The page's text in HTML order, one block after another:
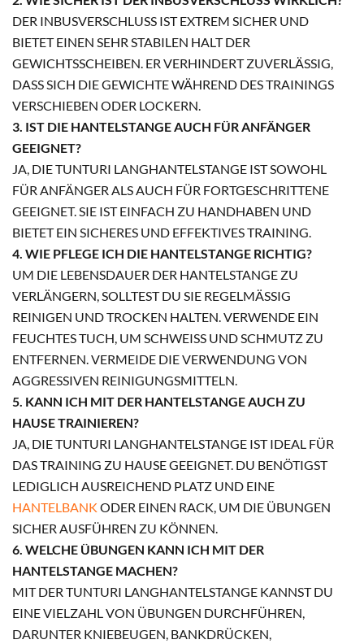
DER INBUSVERSCHLUSS IST EXTREM SICHER UND
BIETET EINEN SEHR STABILEN HALT DER
GEWICHTSSCHEIBEN. ER VERHINDERT ZUVERLÄSSIG,
DASS SICH DIE GEWICHTE WÄHREND DES TRAININGS
VERSCHIEBEN ODER LOCKERN.
3. IST DIE HANTELSTANGE AUCH FÜR ANFÄNGER
GEEIGNET?
JA, DIE TUNTURI LANGHANTELSTANGE IST SOWOHL
FÜR ANFÄNGER ALS AUCH FÜR FORTGESCHRITTENE
GEEIGNET. SIE IST EINFACH ZU HANDHABEN UND
BIETET EIN SICHERES UND EFFEKTIVES TRAINING.
4. WIE PFLEGE ICH DIE HANTELSTANGE RICHTIG?
UM DIE LEBENSDAUER DER HANTELSTANGE ZU
VERLÄNGERN, SOLLTEST DU SIE REGELMÄSSIG R
EINIGEN UND TROCKEN HALTEN. VERWENDE EIN F
EUCHTES TUCH, UM SCHWEISS UND SCHMUTZ ZU EN
TFERNEN. VERMEIDE DIE VERWENDUNG VON AG
GRESSIVEN REINIGUNGSMITTELN.
5. KANN ICH MIT DER HANTELSTANGE AUCH ZU
HAUSE TRAINIEREN?
JA, DIE TUNTURI LANGHANTELSTANGE IST IDEAL FÜR
DAS TRAINING ZU HAUSE GEEIGNET. DU BENÖTIGST
LEDIGLICH AUSREICHEND PLATZ UND EINE
HANTELBANK ODER EINEN RACK, UM DIE ÜBUNGEN
SICHER AUSFÜHREN ZU KÖNNEN.
6. WELCHE ÜBUNGEN KANN ICH MIT DER
HANTELSTANGE MACHEN?
MIT DER TUNTURI LANGHANTELSTANGE KANNST DU
EINE VIELZAHL VON ÜBUNGEN DURCHFÜHREN,
DARUNTER KNIEBEUGEN, BANKDRÜCKEN,